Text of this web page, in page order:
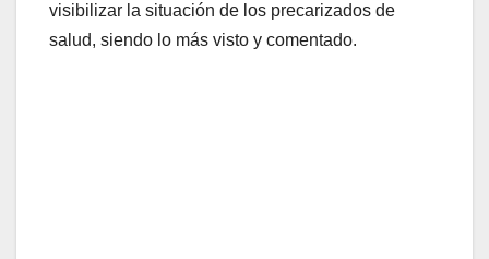
visibilizar la situación de los precarizados de
salud, siendo lo más visto y comentado.